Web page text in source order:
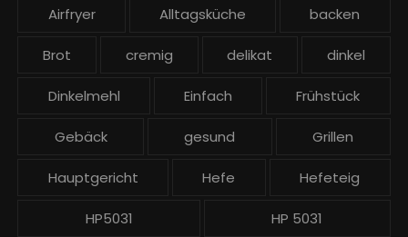
Airfryer Alltagsküche backen
Brot cremig delikat dinkel
Dinkelmehl Einfach Frühstück
Gebäck gesund Grillen
Hauptgericht Hefe Hefeteig
HP5031 HP 5031